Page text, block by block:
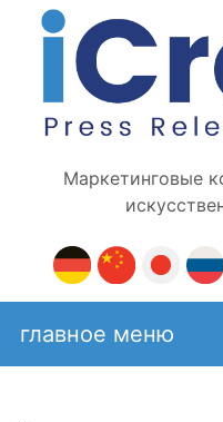
Маркетинговые
главное меню